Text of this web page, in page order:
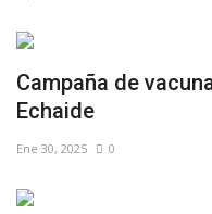
Campaña de
Echaide
Ene 30, 2025 0